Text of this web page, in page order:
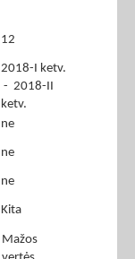
12
2018-I ketv.
- 2018-II
ketv.
ne
ne
ne
Kita
Mažos